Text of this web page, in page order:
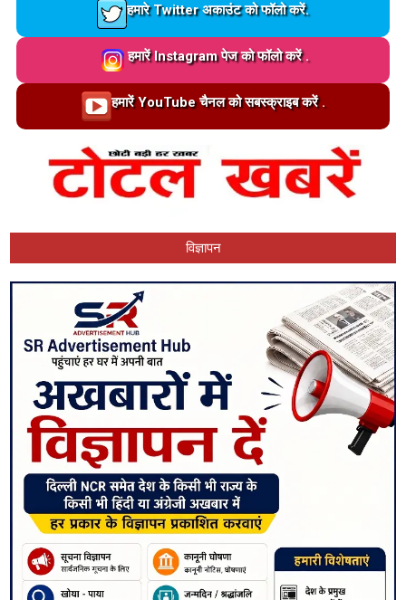
Loading…
हमारे Twitter अकाउंट को फॉलो करें.
Loading…
हमारें Instagram पेज को फॉलो करें .
Loading…हमारें YouTube चैनल को सबस्क्राइब करें .
विज्ञापन